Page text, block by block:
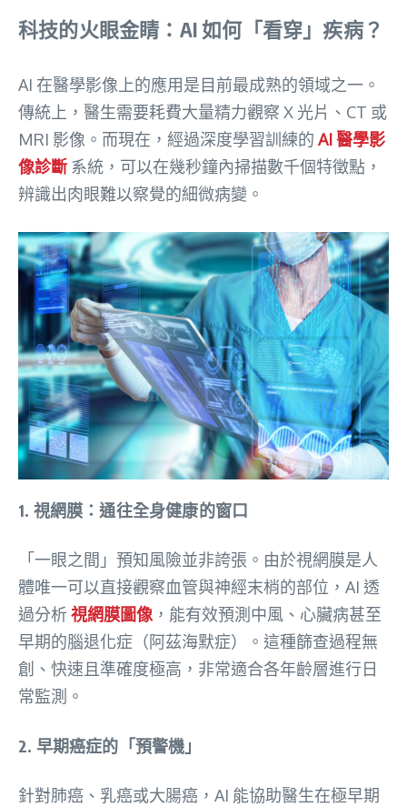
科技的火眼金睛：AI 如何「看穿」疾病？
AI 在醫學影像上的應用是目前最成熟的領域之一 。
傳統上，醫生需要耗費大量精力觀察 X 光片、CT 或
MRI 影像 。而現在，經過深度學習訓練的 AI 醫學影
像診斷 系統，可以在幾秒鐘內掃描數千個特徵點，
辨識出肉眼難以察覺的細微病變 。
1. 視網膜：通往全身健康的窗口
「一眼之間」預知風險並非誇張。由於視網膜是人
體唯一可以直接觀察血管與神經末梢的部位，AI 透
過分析視網膜圖像 ，能有效預測中風、心臟病甚至
早期的腦退化症（阿茲海默症）
。這種篩查過程無
創、快速且準確度極高，非常適合各年齡層進行日
常監測 。
2. 早期癌症的「預警機」
針對肺癌、乳癌或大腸癌，AI 能協助醫生在極早期